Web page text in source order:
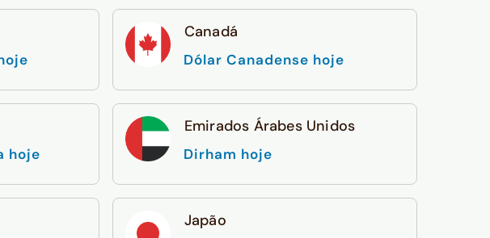
Canadá
Dólar Canadense hoje
hoje
Emirados Árabes Unidos
Dirham hoje
Japão